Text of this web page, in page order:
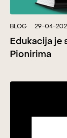
BLOG 29-04-
Edukacija je
Pionirima